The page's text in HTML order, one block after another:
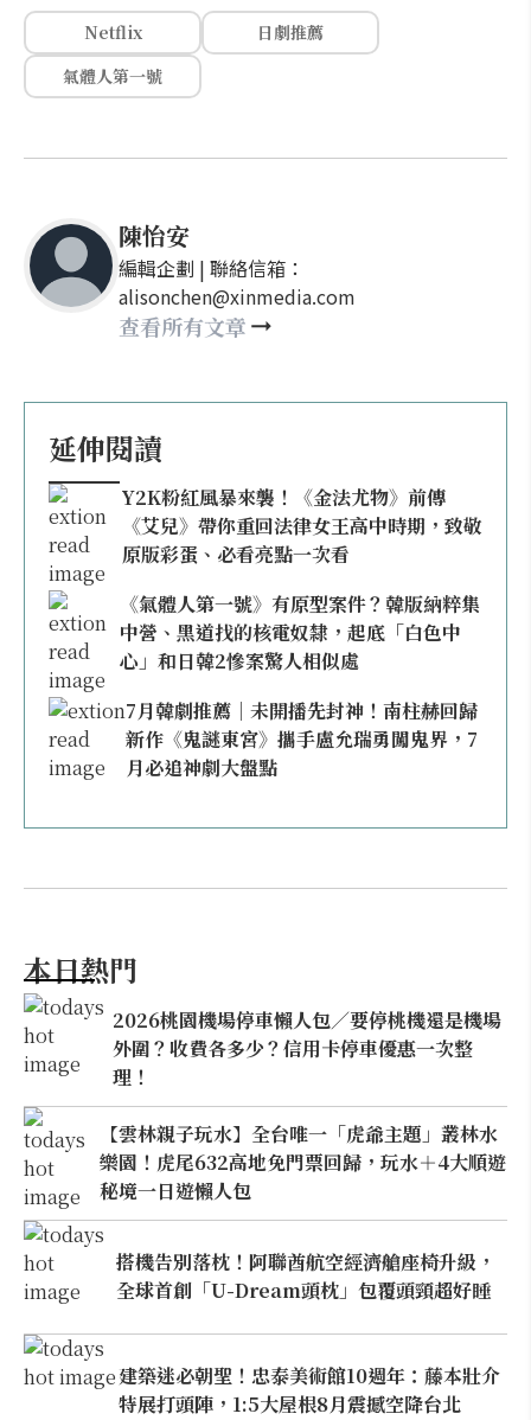
Netflix
日劇推薦
氣體人第一號
陳怡安
編輯企劃 | 聯絡信箱：
alisonchen@xinmedia.com
查看所有文章
延伸閱讀
Y2K粉紅風暴來襲！《金法尤物》前傳
《艾兒》帶你重回法律女王高中時期，致敬
原版彩蛋、必看亮點一次看
《氣體人第一號》有原型案件？韓版納粹集
中營、黑道找的核電奴隸，起底「白色中
心」和日韓2慘案驚人相似處
7月韓劇推薦｜未開播先封神！南柱赫回歸
新作《鬼謎東宮》攜手盧允瑞勇闖鬼界，7
月必追神劇大盤點
本日熱門
2026桃園機場停車懶人包／要停桃機還是機場
外圍？收費各多少？信用卡停車優惠一次整
理！
【雲林親子玩水】全台唯一「虎爺主題」叢林水
樂園！虎尾632高地免門票回歸，玩水＋4大順遊
秘境一日遊懶人包
搭機告別落枕！阿聯酋航空經濟艙座椅升級，
全球首創「U-Dream頭枕」包覆頭頸超好睡
建築迷必朝聖！忠泰美術館10週年：藤本壯介
特展打頭陣，1:5大屋根8月震撼空降台北